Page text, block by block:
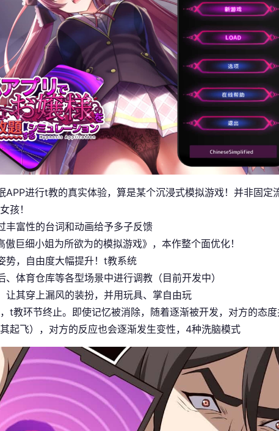
APP进行t教的真实体验，算是某个沉浸式模拟游戏！并非固定
孩！
丰富性的台词和动画给予多子反馈
巨细小姐为所欲为的模拟游戏》，本作整个面优化！
势，自由度大幅提升！t教系统
体育仓库等各型场景中进行调教（目前开发中）
让其穿上漏风的装扮，并用玩具、掌自由玩
t教环节终止。即使记忆被消除，随着逐渐被开发，对方的态
起飞），对方的反应也会逐渐发生变性，4种洗脑模式